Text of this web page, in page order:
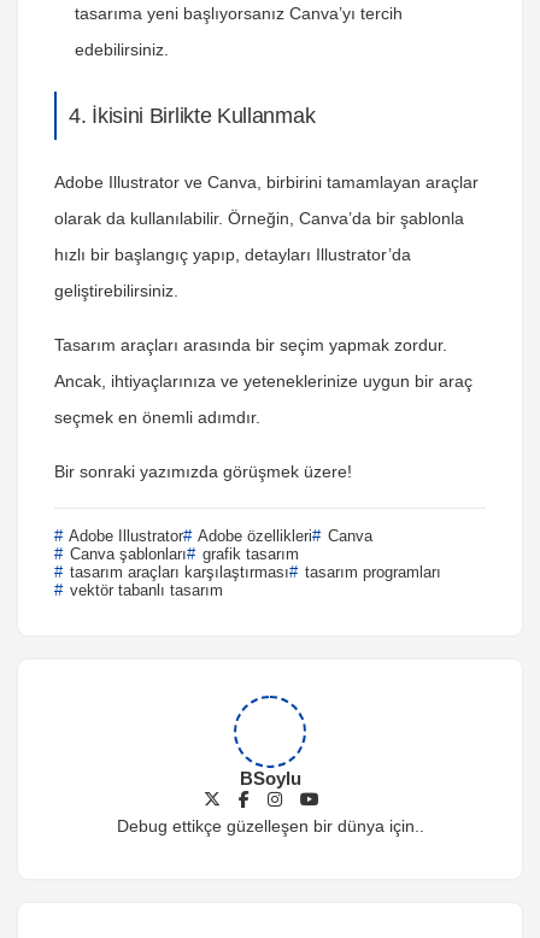
tasarıma yeni başlıyorsanız Canva’yı tercih
edebilirsiniz.
4. İkisini Birlikte Kullanmak
Adobe Illustrator ve Canva, birbirini tamamlayan araçlar
olarak da kullanılabilir. Örneğin, Canva’da bir şablonla
hızlı bir başlangıç yapıp, detayları Illustrator’da
geliştirebilirsiniz.
Tasarım araçları arasında bir seçim yapmak zordur.
Ancak, ihtiyaçlarınıza ve yeteneklerinize uygun bir araç
seçmek en önemli adımdır.
Bir sonraki yazımızda görüşmek üzere!
Adobe Illustrator Adobe özellikleri
Canva
Canva şablonları
grafik tasarım
tasarım araçları karşılaştırması
tasarım programları
vektör tabanlı tasarım
BSoylu
Debug ettikçe güzelleşen bir dünya için..